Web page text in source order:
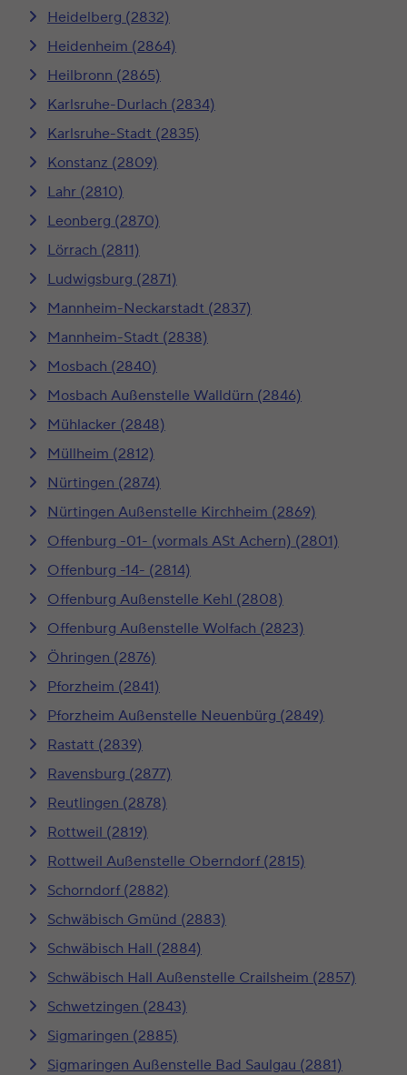
Heidelberg (2832)
Heidenheim (2864)
Heilbronn (2865)
Karlsruhe-Durlach (2834)
Karlsruhe-Stadt (2835)
Konstanz (2809)
Lahr (2810)
Leonberg (2870)
Lörrach (2811)
Ludwigsburg (2871)
Mannheim-Neckarstadt (2837)
Mannheim-Stadt (2838)
Mosbach (2840)
Mosbach Außenstelle Walldürn (2846)
Mühlacker (2848)
Müllheim (2812)
Nürtingen (2874)
Nürtingen Außenstelle Kirchheim (2869)
Offenburg -01- (vormals ASt Achern) (2801)
Offenburg -14- (2814)
Offenburg Außenstelle Kehl (2808)
Offenburg Außenstelle Wolfach (2823)
Öhringen (2876)
Pforzheim (2841)
Pforzheim Außenstelle Neuenbürg (2849)
Rastatt (2839)
Ravensburg (2877)
Reutlingen (2878)
Rottweil (2819)
Rottweil Außenstelle Oberndorf (2815)
Schorndorf (2882)
Schwäbisch Gmünd (2883)
Schwäbisch Hall (2884)
Schwäbisch Hall Außenstelle Crailsheim (2857)
Schwetzingen (2843)
Sigmaringen (2885)
Sigmaringen Außenstelle Bad Saulgau (2881)